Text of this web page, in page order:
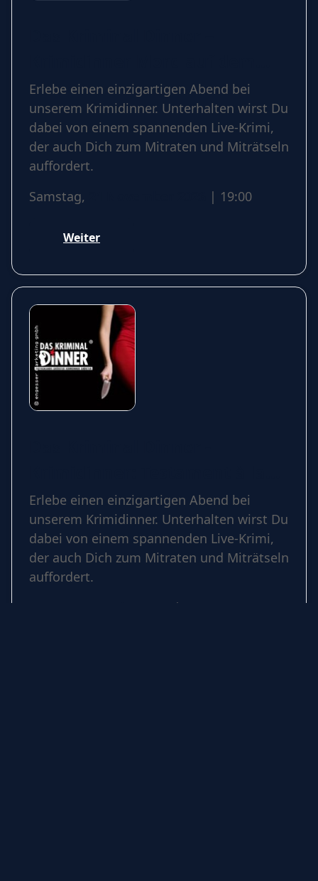
Atlantik
Erlebe einen einzigartigen Abend bei
unserem Krimidinner. Unterhalten wirst Du
dabei von einem spannenden Live-Krimi,
der auch Dich zum Mitraten und Miträtseln
auffordert.
Samstag,
| 19:00
Weiter
Carte
Erlebe einen einzigartigen Abend bei
unserem Krimidinner. Unterhalten wirst Du
dabei von einem spannenden Live-Krimi,
der auch Dich zum Mitraten und Miträtseln
auffordert.
| 19:00